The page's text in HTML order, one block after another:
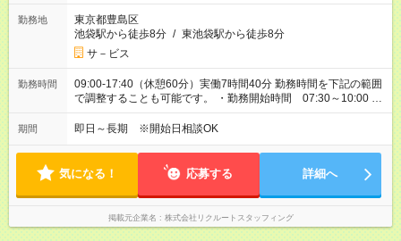
勤務地
東京都豊島区
池袋駅から徒歩8分 / 東池袋駅から徒歩8分
サ－ビス
勤務時間
09:00-17:40（休憩60分）実働7時間40分 勤務時間を下記の範囲
で調整することも可能です。 ・勤務開始時間 07:30～10:00 ・
勤務終了時間 16:10～18:40
期間 即日～長期 ※開始日相談OK
気になる！ 応募する 詳細へ
掲載元企業名 株式会社リクルートスタッフィング